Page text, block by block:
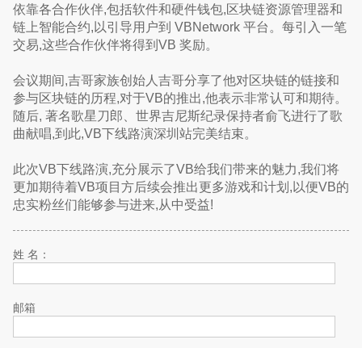
依靠各合作伙伴,包括软件和硬件钱包,区块链资源管理器和
链上智能合约,以引导用户到 VBNetwork 平台。每引入一笔
交易,这些合作伙伴将得到VB 奖励。
会议期间,吉哥家族创始人吉哥分享了他对区块链的链接和
参与区块链的历程,对于VB的推出,他表示非常认可和期待。
随后, 著名歌星刀郎、世界吉尼斯纪录保持者俞飞进行了歌
曲献唱,到此,VB下线路演深圳站完美结束。
此次VB下线路演,充分展示了VB给我们带来的魅力,我们将
更加期待着VB项目方后续会推出更多游戏和计划,以便VB的
忠实粉丝们能够参与进来,从中受益!
姓 名：
邮箱